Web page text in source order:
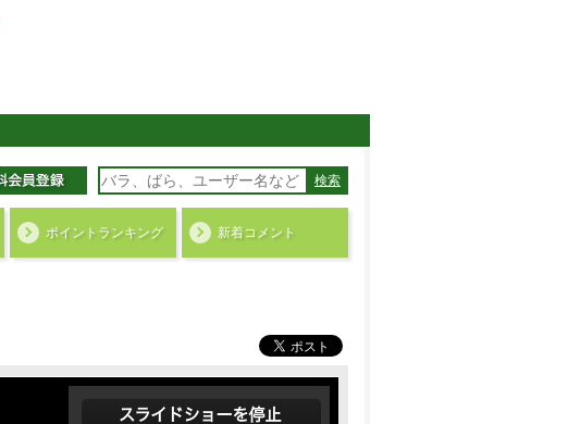
検索
ポイント ランキング 新着コメント